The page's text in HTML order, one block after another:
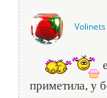
приметила, у